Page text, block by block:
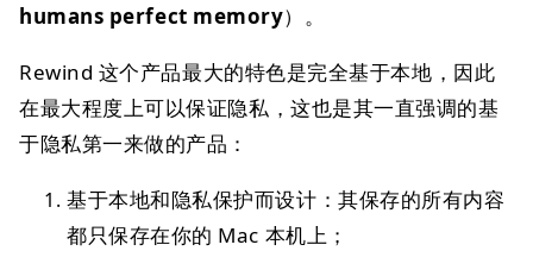
humans perfect memory）。
Rewind 这个产品最大的特色是完全基于本地，因此
在最大程度上可以保证隐私，这也是其一直强调的基
于隐私第一来做的产品：
基于本地和隐私保护而设计：其保存的所有内容
都只保存在你的 Mac 本机上；